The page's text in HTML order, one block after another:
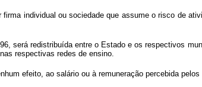
individual ou sociedade que assume o risco de
será redistribuída entre o Estado e os respectivos
respectivas redes de ensino.
efeito, ao salário ou à remuneração percebida